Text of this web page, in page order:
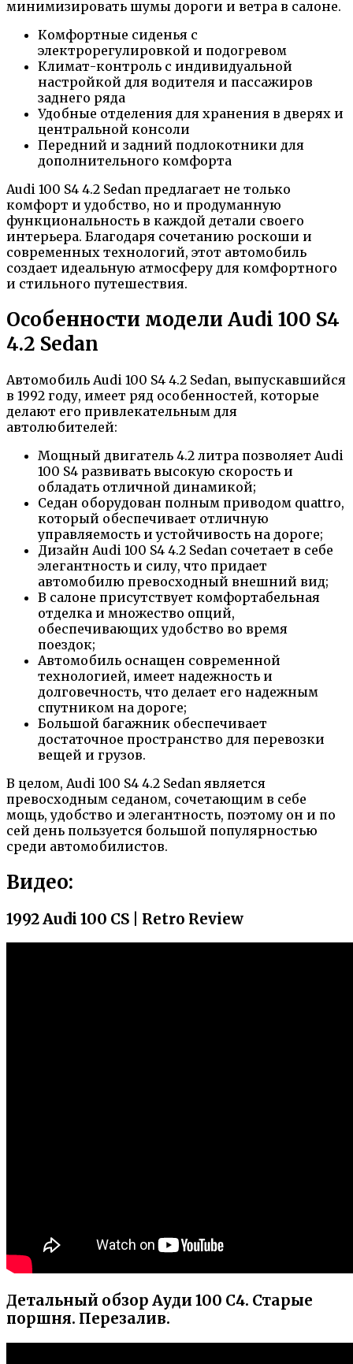
минимизировать шумы дороги и ветра в салоне.
Комфортные сиденья с
электрорегулировкой и подогревом
Климат-контроль с индивидуальной
настройкой для водителя и пассажиров
заднего ряда
Удобные отделения для хранения в дверях и
центральной консоли
Передний и задний подлокотники для
дополнительного комфорта
Audi 100 S4 4.2 Sedan предлагает не только
комфорт и удобство, но и продуманную
функциональность в каждой детали своего
интерьера. Благодаря сочетанию роскоши и
современных технологий, этот автомобиль
создает идеальную атмосферу для комфортного
и стильного путешествия.
Особенности модели Audi 100 S4
4.2 Sedan
Автомобиль Audi 100 S4 4.2 Sedan, выпускавшийся
в 1992 году, имеет ряд особенностей, которые
делают его привлекательным для
автолюбителей:
Мощный двигатель 4.2 литра позволяет Audi
100 S4 развивать высокую скорость и
обладать отличной динамикой;
Седан оборудован полным приводом quattro,
который обеспечивает отличную
управляемость и устойчивость на дороге;
Дизайн Audi 100 S4 4.2 Sedan сочетает в себе
элегантность и силу, что придает
автомобилю превосходный внешний вид;
В салоне присутствует комфортабельная
отделка и множество опций,
обеспечивающих удобство во время
поездок;
Автомобиль оснащен современной
технологией, имеет надежность и
долговечность, что делает его надежным
спутником на дороге;
Большой багажник обеспечивает
достаточное пространство для перевозки
вещей и грузов.
В целом, Audi 100 S4 4.2 Sedan является
превосходным седаном, сочетающим в себе
мощь, удобство и элегантность, поэтому он и по
сей день пользуется большой популярностью
среди автомобилистов.
Видео:
1992 Audi 100 CS | Retro Review
Детальный обзор Ауди 100 С4. Старые
поршня. Перезалив.